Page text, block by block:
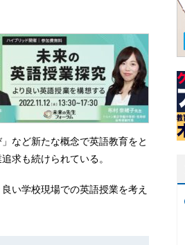
など新たな概念で英語教育をと
求も続けられている。
い学校現場での英語授業を考え